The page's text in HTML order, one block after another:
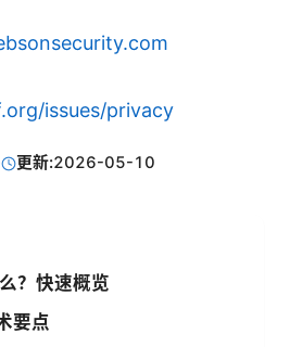
issues/privacy
更新:2026-05-10
？快速概览
要点